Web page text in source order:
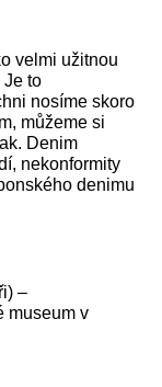
velmi užitnou
Je to
nosíme skoro
můžeme si
Denim
nekonformity
denimu
–
museum v